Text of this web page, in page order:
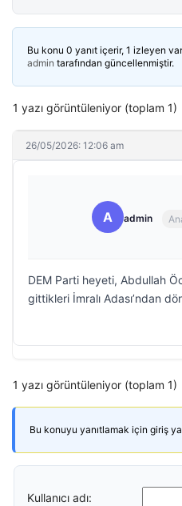
Bu konu 0 yanıt içerir, 1 izleyen
admin tarafından güncellenmiştir.
1 yazı görüntüleniyor (toplam 1)
26/05/2026: 12:06 am
A admin
DEM Parti heyeti, Abdullah
gittikleri İmralı Adası’ndan
1 yazı görüntüleniyor (toplam 1)
Bu konuyu yanıtlamak için giriş
Kullanıcı adı: